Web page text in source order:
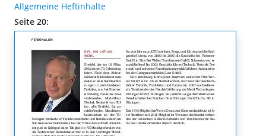
Allgemeine Heftinhalte
Seite 20: